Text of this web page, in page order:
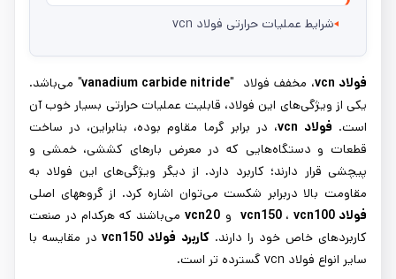
شرایط عملیات حرارتی فولاد vcn
فولاد v‌‌c‌‌n، مخفف فولاد "vanadium carbide nitride" میباشد.
یکی از ویژگیهای این فولاد، قابلیت عملیات حرارتی بسیار خوب آن
است. فولاد v‌‌c‌‌n، در برابر گرما مقاوم بوده، بنابراین، در ساخت
قطعات و دستگاههایی که در معرض بارهای کششی، خمشی و
پیچشی قرار دارند؛ کاربرد دارد. از دیگر ویژگی‌های این فولاد به
مقاومت بالا دربرابر شکست می‌توان اشاره کرد. از گروههای اصلی
فولادvcn100 ، vcn150 و vcn20میباشند که هرکدام در صنعت
کاربردهای خاص خود را دارند.کاربرد فولاد vcn150 در مقایسه با
سایر انواع فولاد vcn گسترده تر است.